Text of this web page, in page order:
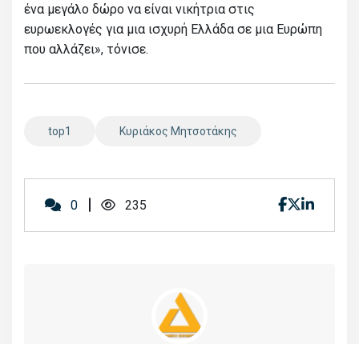
ένα μεγάλο δώρο να είναι νικήτρια στις
ευρωεκλογές για μια ισχυρή Ελλάδα σε μια Ευρώπη
που αλλάζει», τόνισε.
top1 Κυριάκος Μητσοτάκης
0 235